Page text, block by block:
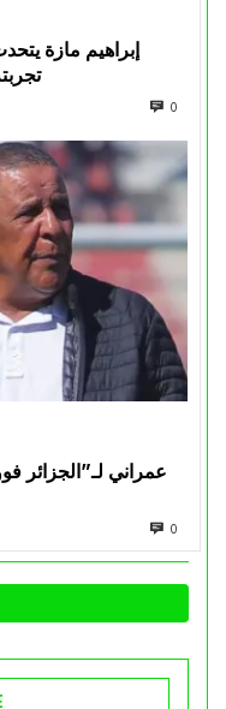
إبراهيم مازة
0
عمراني لـ”الجزائر
0